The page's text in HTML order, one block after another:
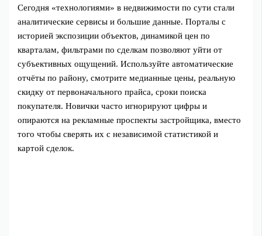
Сегодня «технологиями» в недвижимости по сути стали
аналитические сервисы и большие данные. Порталы с
историей экспозиции объектов, динамикой цен по
кварталам, фильтрами по сделкам позволяют уйти от
субъективных ощущений. Используйте автоматические
отчёты по району, смотрите медианные цены, реальную
скидку от первоначального прайса, сроки поиска
покупателя. Новички часто игнорируют цифры и
опираются на рекламные проспекты застройщика, вместо
того чтобы сверять их с независимой статистикой и
картой сделок.